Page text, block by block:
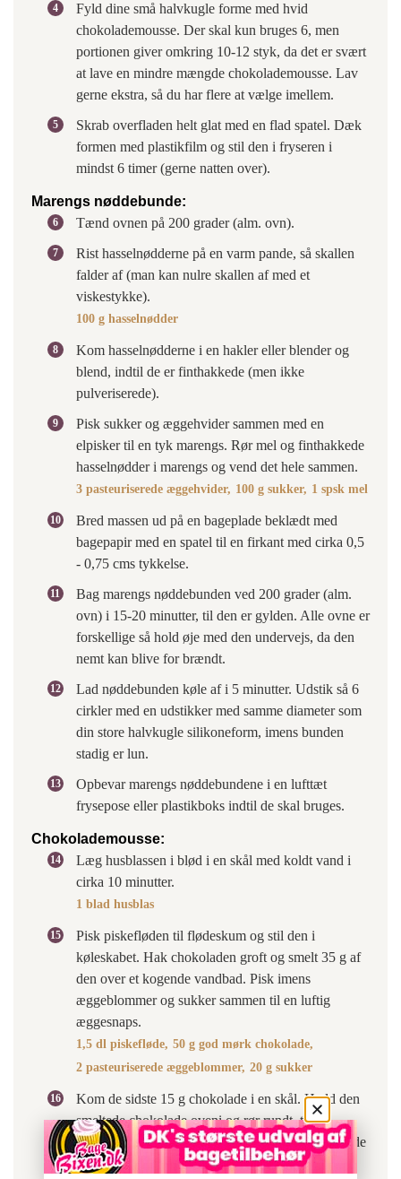
Fyld dine små halvkugle forme med hvid
chokolademousse. Der skal kun bruges 6, men
portionen giver omkring 10-12 styk, da det er svært
at lave en mindre mængde chokolademousse. Lav
gerne ekstra, så du har flere at vælge imellem.
Skrab overfladen helt glat med en flad spatel. Dæk
formen med plastikfilm og stil den i fryseren i
mindst 6 timer (gerne natten over).
Marengs nøddebunde:
Tænd ovnen på 200 grader (alm. ovn).
Rist hasselnødderne på en varm pande, så skallen
falder af (man kan nulre skallen af med et
viskestykke).
100 g hasselnødder
Kom hasselnødderne i en hakler eller blender og
blend, indtil de er finthakkede (men ikke
pulveriserede).
Pisk sukker og æggehvider sammen med en
elpisker til en tyk marengs. Rør mel og finthakkede
hasselnødder i marengs og vend det hele sammen.
3 pasteuriserede æggehvider, 100 g sukker, 1 spsk mel
Bred massen ud på en bageplade beklædt med
bagepapir med en spatel til en firkant med cirka 0,5
- 0,75 cms tykkelse.
Bag marengs nøddebunden ved 200 grader (alm.
ovn) i 15-20 minutter, til den er gylden. Alle ovne er
forskellige så hold øje med den undervejs, da den
nemt kan blive for brændt.
Lad nøddebunden køle af i 5 minutter. Udstik så 6
cirkler med en udstikker med samme diameter som
din store halvkugle silikoneform, imens bunden
stadig er lun.
Opbevar marengs nøddebundene i en lufttæt
frysepose eller plastikboks indtil de skal bruges.
Chokolademousse:
Læg husblassen i blød i en skål med koldt vand i
cirka 10 minutter.
1 blad husblas
Pisk piskefløden til flødeskum og stil den i
køleskabet. Hak chokoladen groft og smelt 35 g af
den over et kogende vandbad. Pisk imens
æggeblommer og sukker sammen til en luftig
æggesnaps.
1,5 dl piskefløde, 50 g god mørk chokolade,
2 pasteuriserede æggeblommer, 20 g sukker
Kom de sidste 15 g chokolade i en skål. Hæld den
smeltede chokolade oveni og rør rundt, til al
chokoladen er smeltet. Rør den smeltede chokolade
i æggesnapsen.